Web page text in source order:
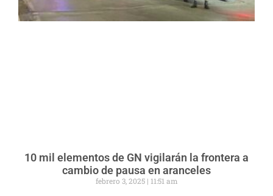
10 mil elementos de GN vigilarán la frontera a
cambio de pausa en aranceles
febrero 3, 2025 11:51 am